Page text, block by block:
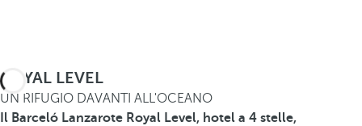
ROYAL LEVEL
UN RIFUGIO DAVANTI ALL'OCEANO
Il Barceló Lanzarote Royal Level, hotel a 4 stelle,